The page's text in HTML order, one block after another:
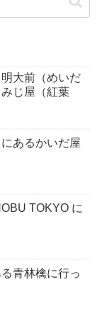
大前（めいだ
じ屋（紅葉
あるかいだ屋
TOKYO に
青林檎に行っ